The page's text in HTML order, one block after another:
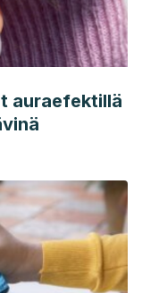
auraefektillä